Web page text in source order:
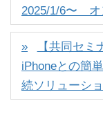
2025/1/6〜 オ
【共同セ
iPhoneとの簡
続ソリューシ